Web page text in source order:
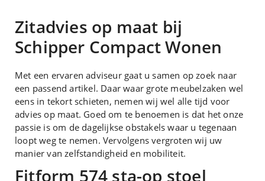
Zitadvies op maat bij
Schipper Compact Wonen
Met een ervaren adviseur gaat u samen op zoek naar
een passend artikel. Daar waar grote meubelzaken wel
eens in tekort schieten, nemen wij wel alle tijd voor
advies op maat. Goed om te benoemen is dat het onze
passie is om de dagelijkse obstakels waar u tegenaan
loopt weg te nemen. Vervolgens vergroten wij uw
manier van zelfstandigheid en mobiliteit.
Fitform 574 sta-op stoel